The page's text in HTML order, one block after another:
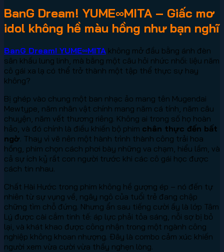
BanG Dream! YUME∞MITA – Giấc mơ
idol không hề màu hồng như bạn nghĩ
BanG Dream! YUME∞MITA không mở đầu bằng ánh đèn
sân khấu lung linh, mà bằng một câu hỏi nhức nhối: liệu năm
cô gái xa lạ có thể trở thành một tập thể thực sự hay
không?
Bị ghép vào chung một ban nhạc ảo mang tên Mugendai
Mewtype, năm nhân vật chính mang năm cá tính, năm câu
chuyện, năm vết thương riêng. Không ai trong số họ hoàn
hảo, và đó chính là điều khiến bộ phim chân thực đến bất
ngờ. Thay vì vẽ nên một hành trình thành công trải hoa
hồng, phim chọn cách phơi bày những va chạm, hiểu lầm, và
cả sự ích kỷ rất con người trước khi các cô gái học được
cách tin nhau.
Chất Hài Hước trong phim không hề gượng ép – nó đến tự
nhiên từ sự vụng về, ngây ngô của tuổi trẻ đang chập
chững tìm chỗ đứng. Nhưng ẩn sau tiếng cười ấy là lớp Tâm
Lý được cài cắm tinh tế: áp lực phải tỏa sáng, nỗi sợ bị bỏ
lại, và khát khao được công nhận trong một ngành công
nghiệp không khoan nhượng. Đây là combo cảm xúc khiến
người xem vừa cười vừa thấy nghẹn lòng.